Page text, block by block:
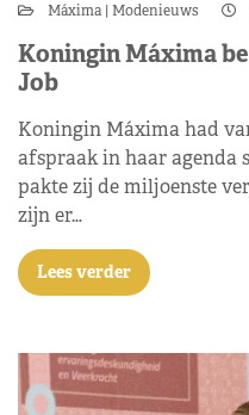
Máxima Modenieuws
Koningin Máxima
Job
Koningin Máxima had
afspraak in haar agenda
pakte zij de miljoenste
zijn er…
Lees verder